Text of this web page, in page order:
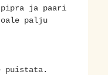
pipra ja paari
palju
puistata.